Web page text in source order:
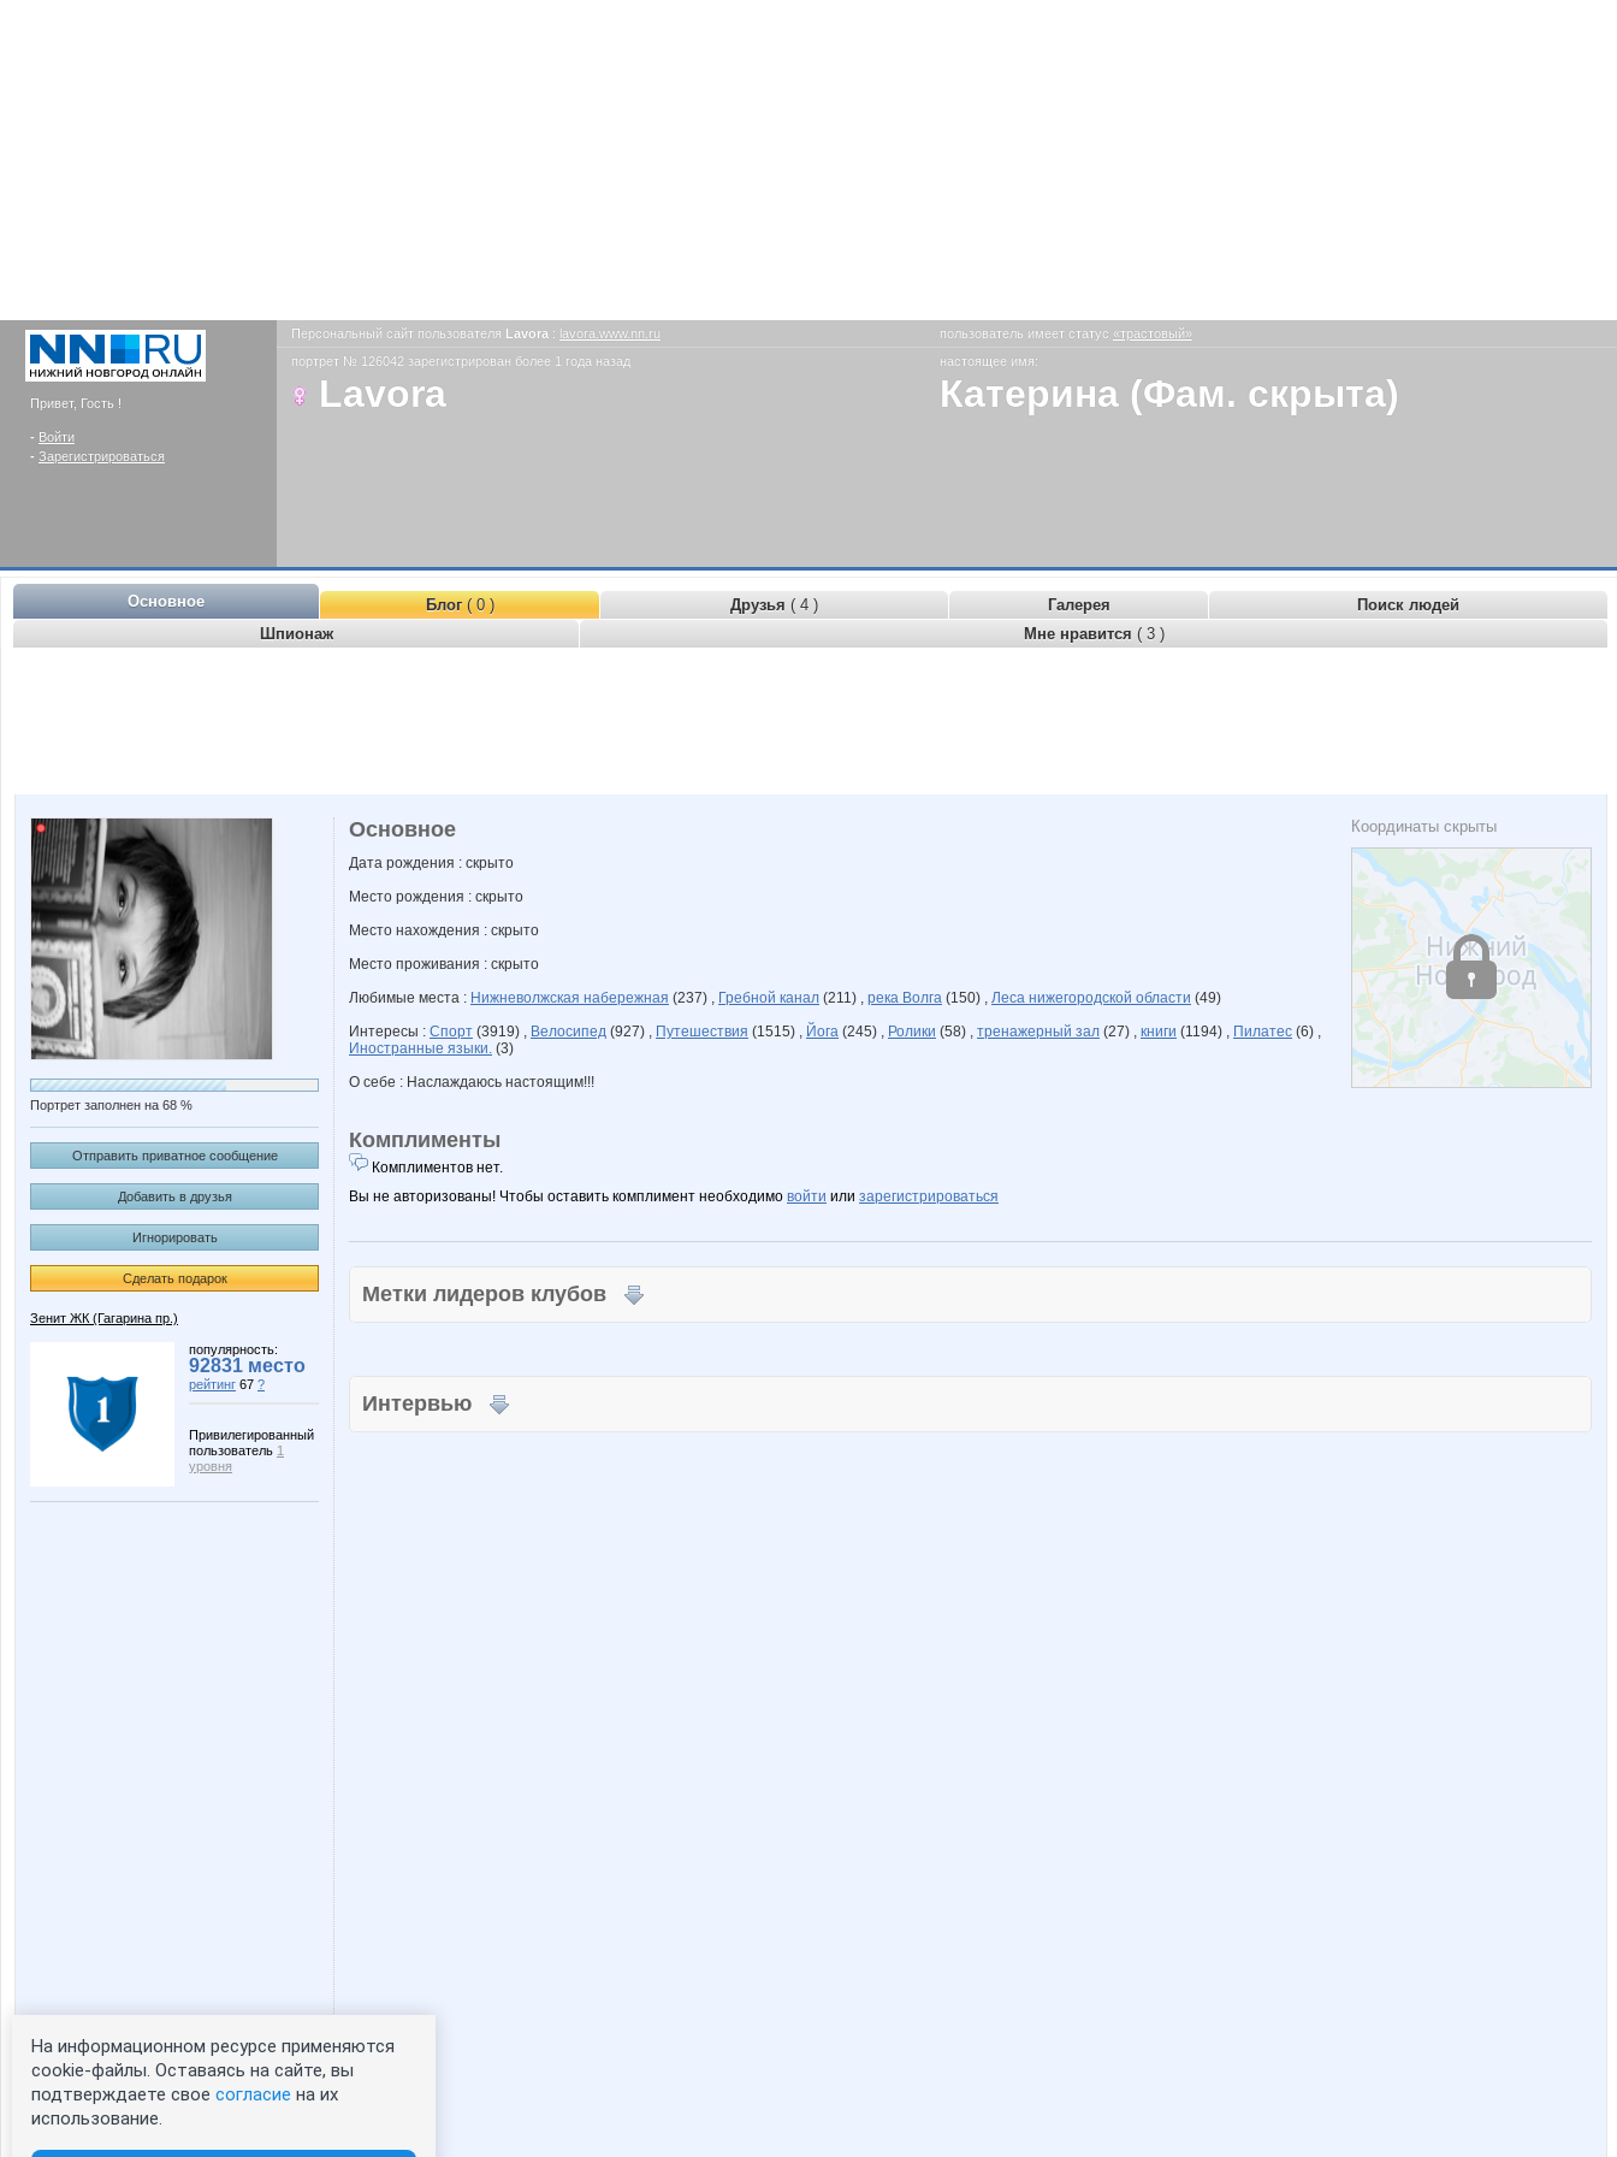
Привет, Гость !
- Войти
- Зарегистрироваться
Персональный сайт пользователя Lavora : lavora.www.nn.ru пользователь имеет статус «трастовый»
портрет № 126042 зарегистрирован более 1 года назад
Lavora
настоящее имя:
Катерина (Фам. скрыта)
Основное Блог( 0 ) Друзья ( 4 ) Галерея
Поиск людей
Шпионаж
Мне нравится ( 3 )
Портрет заполнен на 68 %
Отправить приватное сообщение
Добавить в друзья
Игнорировать
Сделать подарок
Зенит ЖК (Гагарина пр.)
популярность:
92831 место
рейтинг 67 ?
Привилегированный
пользователь 1
уровня
Статистика портрета:
сейчас просматривают портрет - 0
зарегистрированные пользователи
Координаты скрыты
Основное
Дата рождения : скрыто
Место рождения : скрыто
Место нахождения : скрыто
Место проживания : скрыто
Любимые места : Нижневолжская набережная (237) , Гребной канал (211) , река Волга (150) , Леса нижегородской области (49)
Интересы : Спорт (3919) , Велосипед (927) , Путешествия (1515) , Йога (245) , Ролики (58) , тренажерный зал (27) , книги (1194) , Пилатес (6) ,
Иностранные языки. (3)
О себе : Наслаждаюсь настоящим!!!
Комплименты
Комплиментов нет.
Вы не авторизованы! Чтобы оставить комплимент необходимо войти или зарегистрироваться
Метки лидеров клубов
Интервью
На информационном ресурсе применяются
cookie-файлы. Оставаясь на сайте, вы
подтверждаете свое согласие на их
использование.